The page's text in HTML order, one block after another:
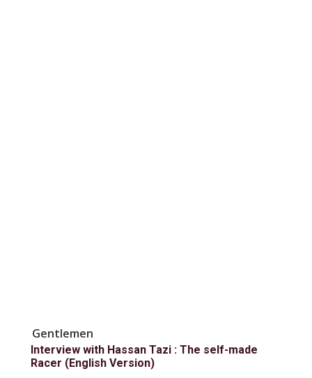
Gentlemen
Interview with Hassan Tazi : The self-made
Racer (English Version)